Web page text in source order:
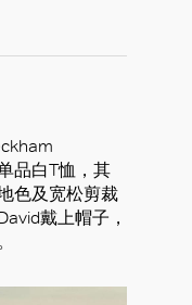
品白T恤，其
色及宽松剪裁
戴上帽子，